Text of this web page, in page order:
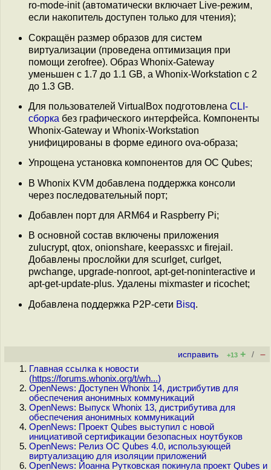
ro-mode-init (автоматически включает Live-режим,
если накопитель доступен только для чтения);
Сокращён размер образов для систем
виртуализации (проведена оптимизация при
помощи zerofree). Образ Whonix-Gateway
уменьшен с 1.7 до 1.1 GB, а Whonix-Workstation c 2
до 1.3 GB.
Для пользователей VirtualBox подготовлена CLI-
сборка без графического интерфейса. Компоненты
Whonix-Gateway и Whonix-Workstation
унифицированы в форме единого ova-образа;
Упрощена установка компонентов для ОС Qubes;
В Whonix KVM добавлена поддержка консоли
через последовательный порт;
Добавлен порт для ARM64 и Raspberry Pi;
В основной состав включены приложения
zulucrypt, qtox, onionshare, keepassxc и firejail.
Добавлены прослойки для scurlget, curlget,
pwchange, upgrade-nonroot, apt-get-noninteractive и
apt-get-update-plus. Удалены mixmaster и ricochet;
Добавлена поддержка P2P-сети Bisq.
исправить +13 + / –
Главная ссылка к новости
(https://forums.whonix.org/t/wh...)
OpenNews: Доступен Whonix 14, дистрибутив для
обеспечения анонимных коммуникаций
OpenNews: Выпуск Whonix 13, дистрибутива для
обеспечения анонимных коммуникаций
OpenNews: Проект Qubes выступил с новой
инициативой сертификации безопасных ноутбуков
OpenNews: Релиз ОС Qubes 4.0, использующей
виртуализацию для изоляции приложений
OpenNews: Йоанна Рутковская покинула проект Qubes и